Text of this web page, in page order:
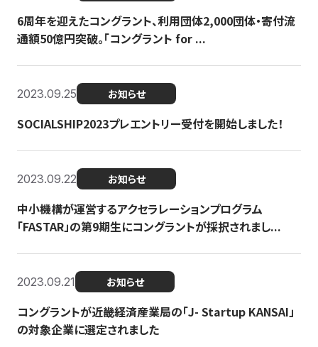
6周年を迎えたコングラント、利用団体2,000団体・寄付流
通額50億円突破。「コングラント for ...
2023.09.25 お知らせ
SOCIALSHIP2023プレエントリー受付を開始しました！
2023.09.22 お知らせ
中小機構が運営するアクセラレーションプログラム
「FASTAR」の第9期生にコングラントが採択されまし...
2023.09.21 お知らせ
コングラントが近畿経済産業局の「J- Startup KANSAI」
の対象企業に選定されました